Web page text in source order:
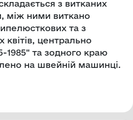
з витканих
між ними виткано
та з
центрально
1985" та зодного краю
на швейній машинці.